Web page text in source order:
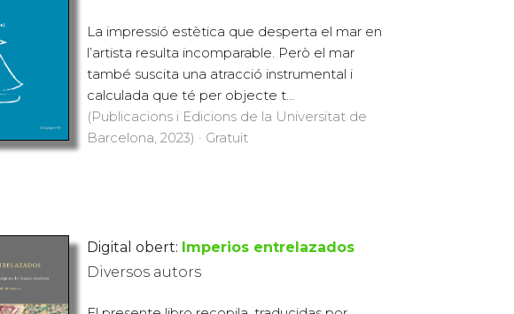
La impressió estètica que desperta el mar en
l’artista resulta incomparable. Però el mar
també suscita una atracció instrumental i
calculada que té per objecte t...
(Publicacions i Edicions de la Universitat de
Barcelona, 2023) · Gratuït
Digital obert: Imperios entrelazados
Diversos autors